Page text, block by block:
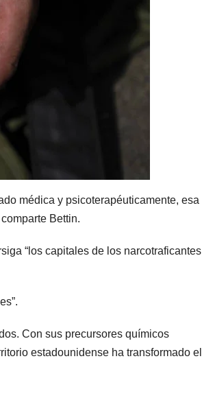
médica y psicoterapéuticamente, esa
Bettin.
“los capitales de los narcotraficantes
Con sus precursores químicos
estadounidense ha transformado el